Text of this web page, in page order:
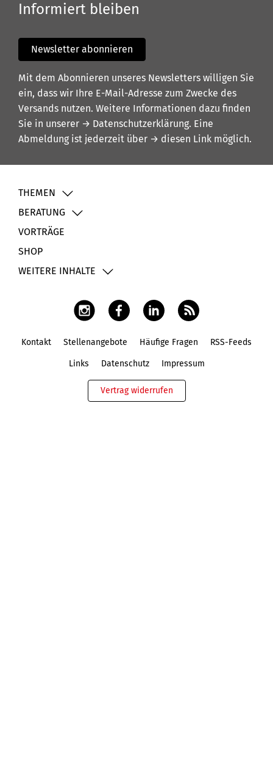
Informiert bleiben
Newsletter abonnieren
Mit dem Abonnieren unseres Newsletters willigen Sie
ein, dass wir Ihre E-Mail-Adresse zum Zwecke des
Versands nutzen. Weitere Informationen dazu finden
Sie in unserer → Datenschutzerklärung. Eine
Abmeldung ist jederzeit über → diesen Link möglich.
THEMEN
BERATUNG
VORTRÄGE
SHOP
WEITERE INHALTE
Kontakt Stellenangebote Häufige Fragen RSS-Feeds
Links Datenschutz Impressum
Vertrag widerrufen